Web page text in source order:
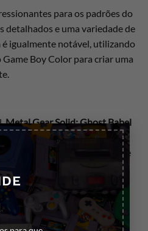
×
para os padrões do
detalhados e uma variedade de
é igualmente notável, utilizando
Boy Color para criar uma
Metal Gear Solid: Ghost Babel
“VR Training”, onde os
habilidades em uma série de
Há também um modo de
revisitem e enfrentem
é um exemplo brilhante de